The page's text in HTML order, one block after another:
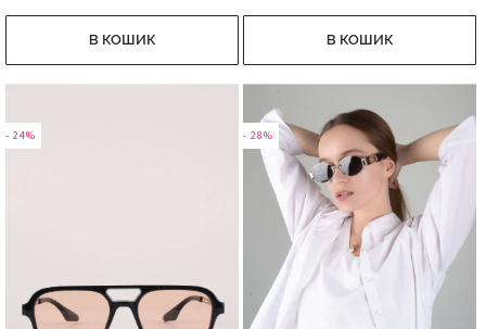
В КОШИК В КОШИК
- 24% - 28%